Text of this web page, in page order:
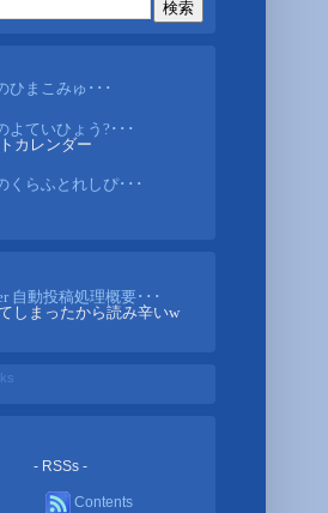
ひまこみゅ･･･
よていひょう?･･･
カレンダー
くらふとれしぴ･･･
自動投稿処理概要･･･
しまったから読み辛いw
- RSSs -
Contents